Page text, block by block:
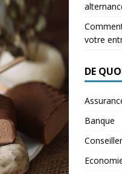
votre
DE
Banque